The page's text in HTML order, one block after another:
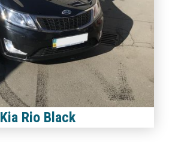
Kia Rio Black